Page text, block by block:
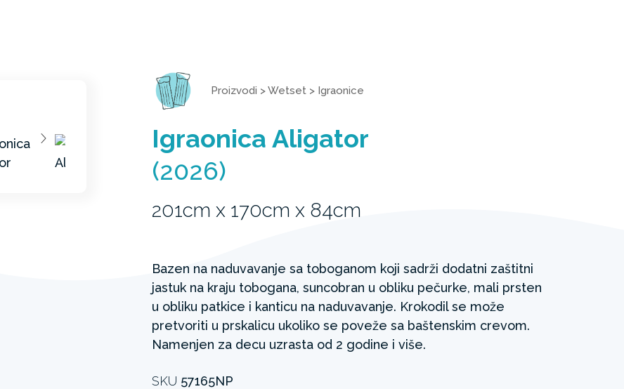
Proizvodi >Wetset > Igraonice
Igraonica Aligator
(2026)
201cm x 170cm x 84cm
Bazen na naduvavanje sa toboganom koji sadrži dodatni zaštitni
jastuk na kraju tobogana, suncobran u obliku pečurke, mali prsten
u obliku patkice i kanticu na naduvavanje. Krokodil se može
pretvoriti u prskalicu ukoliko se poveže sa baštenskim crevom.
Namenjen za decu uzrasta od 2 godine i više.
SKU 57165NP